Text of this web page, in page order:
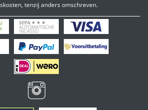
tenzij anders omschreven.